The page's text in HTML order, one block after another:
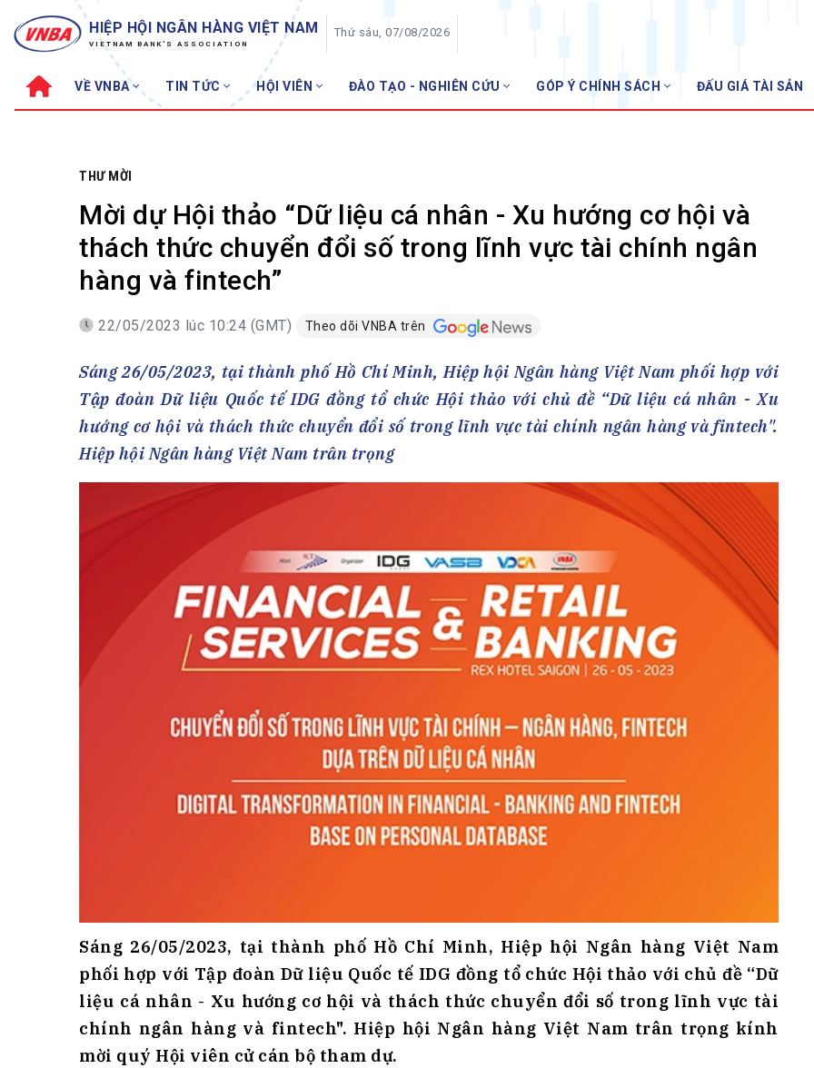
HIỆP HỘI NGÂN HÀNG VIỆT NAM
VIETNAM BANK'S ASSOCIATION
Thứ sáu, 07/08/2026
VỀ VNBA TIN TỨC HỘI VIÊN ĐÀO TẠO - NGHIÊN CỨU GÓP Ý CHÍNH SÁCH ĐẤU GIÁ TÀI SẢN
Sơ đồ tổ chức
Hội đồng Hiệp hội
Thường trực Hiệp hội
Cơ quan Thường trực
Lịch sử phát triển
Thành tích – Giải thưởng
Bộ Chuẩn mực Đạo đức nghề nghiệp
30 năm VNBA
Bản tin Tuần VNBA
Topic nổi bật
Fintech
Tài chính Tiêu dùng
Đấu giá tài sản
Thanh toán –Thẻ
Tư vấn – Hỏi đáp
Tra cứu văn bản
ĐẤU GIÁ TÀI SẢN TUYỂN DỤNG
THƯ MỜI
Mời dự Hội thảo “Dữ liệu cá nhân - Xu hướng cơ hội và
thách thức chuyển đổi số trong lĩnh vực tài chính ngân
hàng và fintech”
22/05/2023 lúc 10:24 (GMT) Theo dõi VNBA trên
Sáng 26/05/2023, tại thành phố Hồ Chí Minh, Hiệp hội Ngân hàng Việt Nam phối hợp với
Tập đoàn Dữ liệu Quốc tế IDG đồng tổ chức Hội thảo với chủ đề “Dữ liệu cá nhân - Xu
hướng cơ hội và thách thức chuyển đổi số trong lĩnh vực tài chính ngân hàng và fintech".
Hiệp hội Ngân hàng Việt Nam trân trọng
Sáng 26/05/2023, tại thành phố Hồ Chí Minh, Hiệp hội Ngân hàng Việt Nam
phối hợp với Tập đoàn Dữ liệu Quốc tế IDG đồng tổ chức Hội thảo với chủ đề “Dữ
liệu cá nhân - Xu hướng cơ hội và thách thức chuyển đổi số trong lĩnh vực tài
chính ngân hàng và fintech". Hiệp hội Ngân hàng Việt Nam trân trọng kính
mời quý Hội viên cử cán bộ tham dự.